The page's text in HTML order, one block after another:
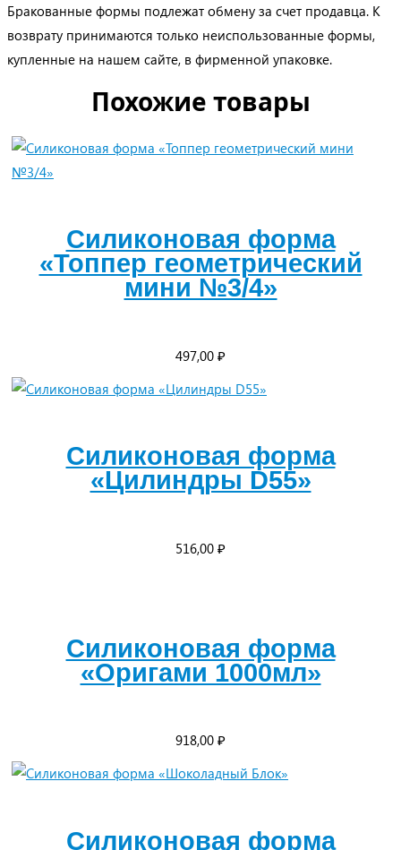
Бракованные формы подлежат обмену за счет продавца. К
возврату принимаются только неиспользованные формы,
купленные на нашем сайте, в фирменной упаковке.
Похожие товары
Силиконовая форма
«Топпер геометрический
мини №3/4»
497,00 ₽
Силиконовая форма
«Цилиндры D55»
516,00 ₽
Силиконовая форма
«Оригами 1000мл»
918,00 ₽
Силиконовая форма